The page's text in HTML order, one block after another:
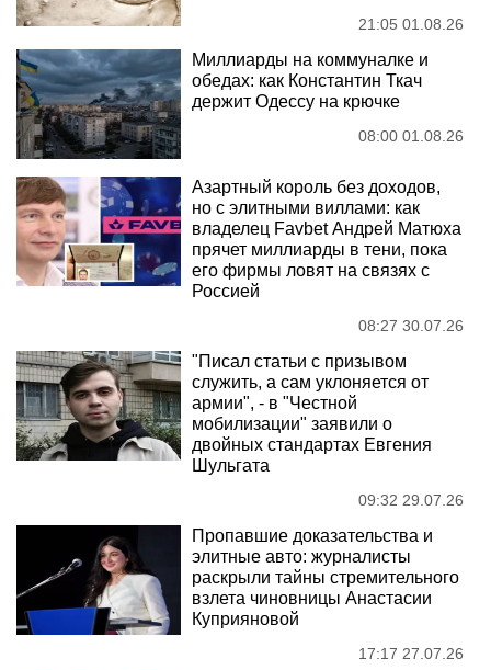
21:05 01.08.26
Миллиарды на коммуналке и
обедах: как Константин Ткач
держит Одессу на крючке
08:00 01.08.26
Азартный король без доходов,
но с элитными виллами: как
владелец Favbet Андрей Матюха
прячет миллиарды в тени, пока
его фирмы ловят на связях с
Россией
08:27 30.07.26
"Писал статьи с призывом
служить, а сам уклоняется от
армии", - в "Честной
мобилизации" заявили о
двойных стандартах Евгения
Шульгата
09:32 29.07.26
Пропавшие доказательства и
элитные авто: журналисты
раскрыли тайны стремительного
взлета чиновницы Анастасии
Куприяновой
17:17 27.07.26